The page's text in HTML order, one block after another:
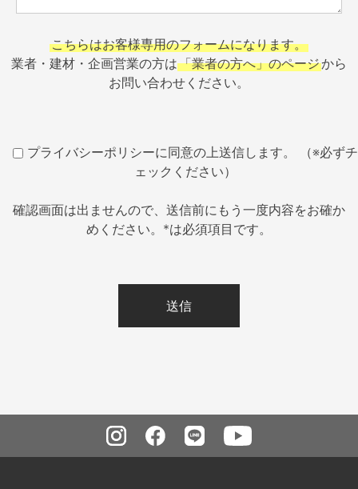
こちらはお客様専用のフォームになります。
業者・建材・企画営業の方は「業者の方へ」のページから
お問い合わせください。
プライバシーポリシーに同意の上送信します。 （※必ずチ
ェックください）
確認画面は出ませんので、送信前にもう一度内容をお確か
めください。*は必須項目です。